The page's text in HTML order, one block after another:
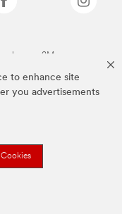
to enhance site
you advertisements
van 3M.we